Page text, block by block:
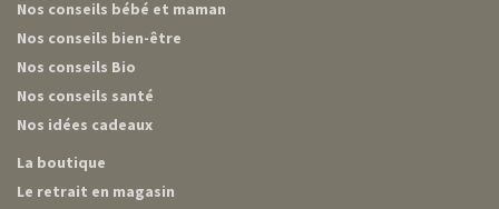
Nos conseils bébé et maman
Nos conseils bien-être
Nos conseils Bio
Nos conseils santé
Nos idées cadeaux
La boutique
Le retrait en magasin